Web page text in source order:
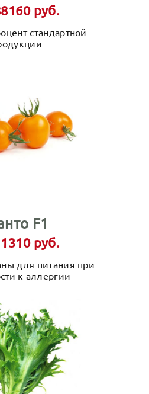
руб.
стандартной
F1
руб.
для питания при
к аллергии